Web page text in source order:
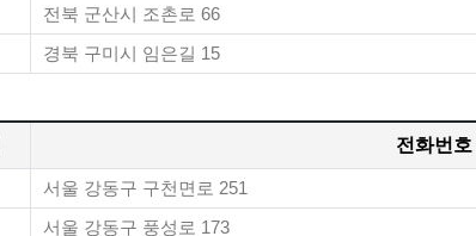
전북 군산시 조촌로 66
경북 구미시 임은길 15
전화번호
서울 강동구 구천면로 251
서울 강동구 풍성로 173